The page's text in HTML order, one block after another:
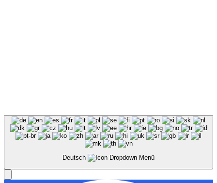
Deutsch